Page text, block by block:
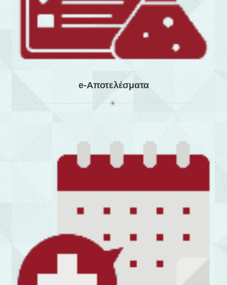
e-Αποτελέσματα